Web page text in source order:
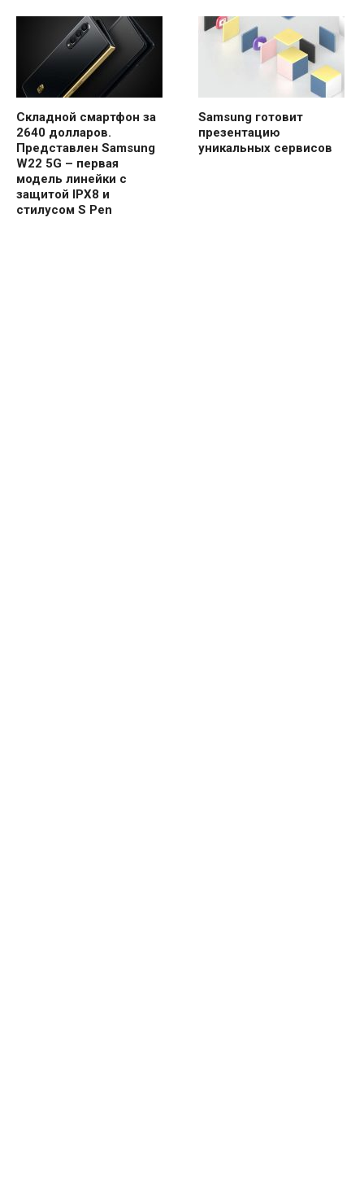
Складной смартфон за
2640 долларов.
Представлен Samsung
W22 5G – первая
модель линейки с
защитой IPX8 и
стилусом S Pen
Samsung готовит
презентацию
уникальных сервисов